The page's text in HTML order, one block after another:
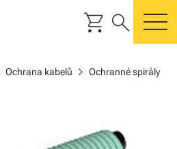
shopping_cart search
Ochrana kabelů chevron_right Ochranné spirály